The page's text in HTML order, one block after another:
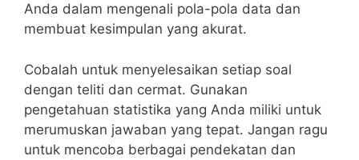
‍Anda dalam​ mengenali pola-pola data​ dan
membuat​ kesimpulan ​yang akurat.
Cobalah untuk menyelesaikan setiap​ soal‍
dengan teliti dan ⁣cermat. Gunakan
pengetahuan‌ statistika yang Anda miliki untuk
merumuskan‌ jawaban ⁢yang⁣ tepat. Jangan ragu
‍untuk mencoba berbagai pendekatan dan